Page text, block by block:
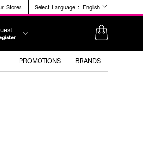
Stores Select Language : English
PROMOTIONS BRANDS